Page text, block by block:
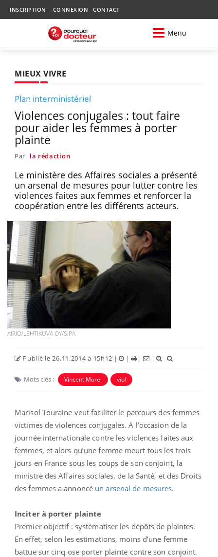
INSCRIPTION CONNEXION CONTACT
Menu
MIEUX VIVRE
Plan interministériel
Violences conjugales : tout faire
pour aider les femmes à porter
plainte
Par la rédaction
Le ministère des Affaires sociales a présenté
un arsenal de mesures pour lutter contre les
violences faites aux femmes et renforcer la
coopération entre les différents acteurs.
AIRIO/LEHTIKUVA OY/SIPA
Publié le 26.11.2014 à 15h12 | | | |
Mots clés : Vincent Morel viol
Marisol Touraine veut faciliter le parcours des femmes
victimes de violences conjugales. A l’occasion de la
journée internationale contre les violences faites aux
femmes, et alors qu’une femme meurt tous les trois
jours en France sous les coups de son conjoint, la
ministre des Affaires sociales, de la Santé, et des Droits
des femmes a annoncé un arsenal de mesures.
Inciter à porter plainte
Premier objectif : systématiser les dépôts de plaintes.
En effet, selon les estimations, moins d’une femme
battue sur cinq ose porter plainte contre son conjoint.